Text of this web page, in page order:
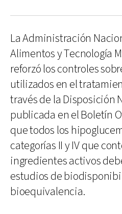
La Administración
Alimentos y Tecnología
reforzó los controles
utilizados en el
través de la Disposición
publicada en el Boletín
que todos los
categorías II y IV que
ingredientes activos
estudios de
bioequivalencia.